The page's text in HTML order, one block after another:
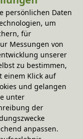
Grimm's
12,95 €
Grimm´s
49,95 €
natur mit Rinde,
persönlichen Daten
um
für
Messungen von
unserer
zu bestimmen,
einem Klick auf
und gelangen
unter
der
anpassen.